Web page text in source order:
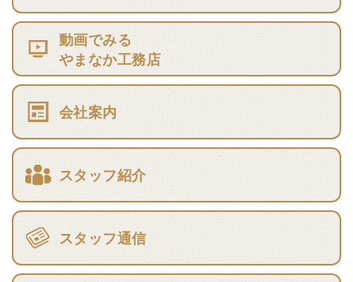
動画でみる
やまなか工務店
会社案内
スタッフ紹介
スタッフ通信